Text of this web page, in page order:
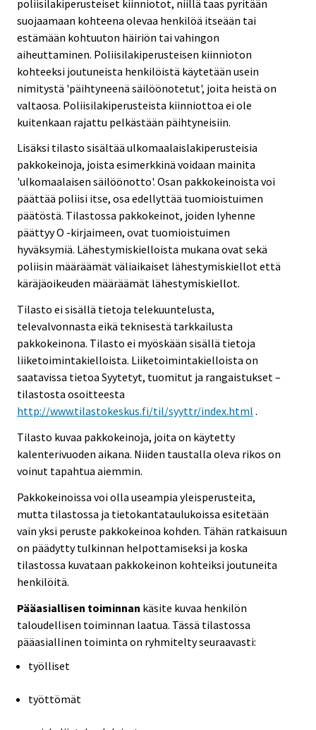
poliisilakiperusteiset kiinniotot, niillä taas pyritään
suojaamaan kohteena olevaa henkilöä itseään tai
estämään kohtuuton häiriön tai vahingon
aiheuttaminen. Poliisilakiperusteisen kiinnioton
kohteeksi joutuneista henkilöistä käytetään usein
nimitystä 'päihtyneenä säilöönotetut', joita heistä on
valtaosa. Poliisilakiperusteista kiinniottoa ei ole
kuitenkaan rajattu pelkästään päihtyneisiin.
Lisäksi tilasto sisältää ulkomaalaislakiperusteisia
pakkokeinoja, joista esimerkkinä voidaan mainita
'ulkomaalaisen säilöönotto'. Osan pakkokeinoista voi
päättää poliisi itse, osa edellyttää tuomioistuimen
päätöstä. Tilastossa pakkokeinot, joiden lyhenne
päättyy O -kirjaimeen, ovat tuomioistuimen
hyväksymiä. Lähestymiskielloista mukana ovat sekä
poliisin määräämät väliaikaiset lähestymiskiellot että
käräjäoikeuden määräämät lähestymiskiellot.
Tilasto ei sisällä tietoja telekuuntelusta,
televalvonnasta eikä teknisestä tarkkailusta
pakkokeinona. Tilasto ei myöskään sisällä tietoja
liiketoimintakielloista. Liiketoimintakielloista on
saatavissa tietoa Syytetyt, tuomitut ja rangaistukset –
tilastosta osoitteesta
http://www.tilastokeskus.fi/til/syyttr/index.html .
Tilasto kuvaa pakkokeinoja, joita on käytetty
kalenterivuoden aikana. Niiden taustalla oleva rikos on
voinut tapahtua aiemmin.
Pakkokeinoissa voi olla useampia yleisperusteita,
mutta tilastossa ja tietokantataulukoissa esitetään
vain yksi peruste pakkokeinoa kohden. Tähän ratkaisuun
on päädytty tulkinnan helpottamiseksi ja koska
tilastossa kuvataan pakkokeinon kohteiksi joutuneita
henkilöitä.
Pääasiallisen toiminnan käsite kuvaa henkilön
taloudellisen toiminnan laatua. Tässä tilastossa
pääasiallinen toiminta on ryhmitelty seuraavasti:
työlliset
työttömät